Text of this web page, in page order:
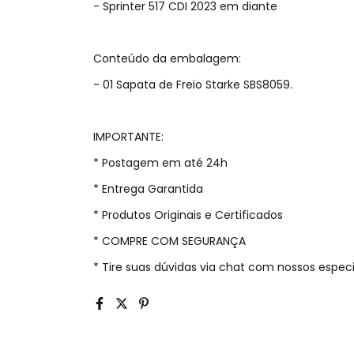
- Sprinter 517 CDI 2023 em diante
Conteúdo da embalagem:
- 01 Sapata de Freio Starke SBS8059.
IMPORTANTE:
* Postagem em até 24h
* Entrega Garantida
* Produtos Originais e Certificados
* COMPRE COM SEGURANÇA
* Tire suas dúvidas via chat com nossos